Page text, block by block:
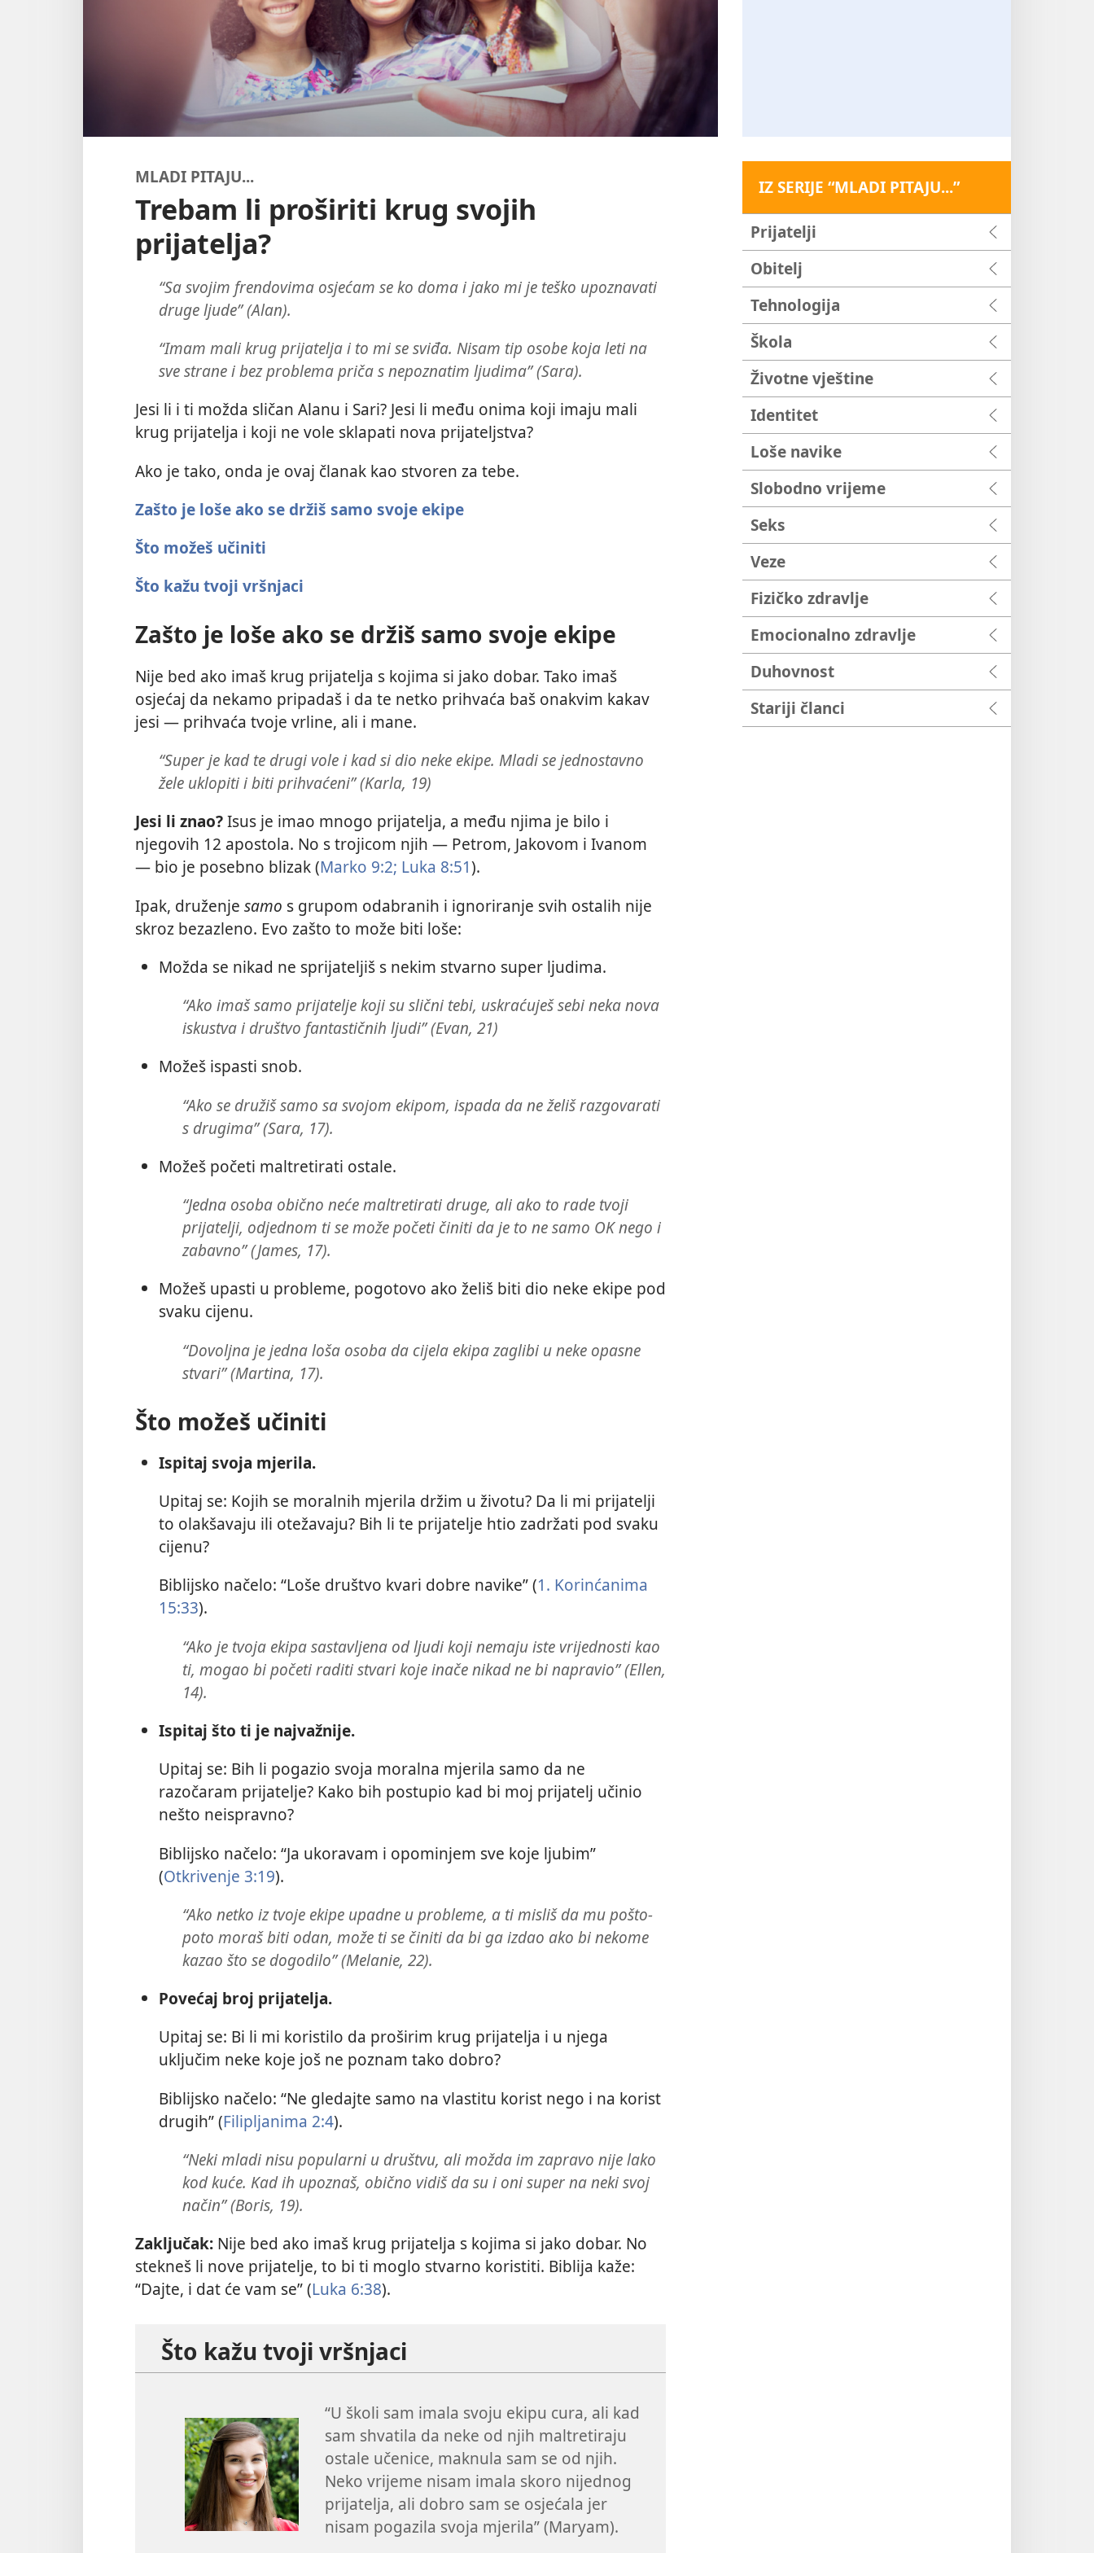
MLADI PITAJU...
Trebam li proširiti krug svojih
prijatelja?
“Sa svojim frendovima osjećam se ko doma i jako mi je teško upoznavati
druge ljude” (Alan).
“Imam mali krug prijatelja i to mi se sviđa. Nisam tip osobe koja leti na
sve strane i bez problema priča s nepoznatim ljudima” (Sara).
Jesi li i ti možda sličan Alanu i Sari? Jesi li među onima koji imaju mali
krug prijatelja i koji ne vole sklapati nova prijateljstva?
Ako je tako, onda je ovaj članak kao stvoren za tebe.
Zašto je loše ako se držiš samo svoje ekipe
Što možeš učiniti
Što kažu tvoji vršnjaci
Zašto je loše ako se držiš samo svoje ekipe
Nije bed ako imaš krug prijatelja s kojima si jako dobar. Tako imaš
osjećaj da nekamo pripadaš i da te netko prihvaća baš onakvim kakav
jesi — prihvaća tvoje vrline, ali i mane.
“Super je kad te drugi vole i kad si dio neke ekipe. Mladi se jednostavno
žele uklopiti i biti prihvaćeni” (Karla, 19)
Jesi li znao?Isus je imao mnogo prijatelja, a među njima je bilo i
njegovih 12 apostola. No s trojicom njih — Petrom, Jakovom i Ivanom
— bio je posebno blizak (Marko 9:2; Luka 8:51).
Ipak, druženje samo s grupom odabranih i ignoriranje svih ostalih nije
skroz bezazleno. Evo zašto to može biti loše:
Možda se nikad ne sprijateljiš s nekim stvarno super ljudima.
“Ako imaš samo prijatelje koji su slični tebi, uskraćuješ sebi neka nova
iskustva i društvo fantastičnih ljudi” (Evan, 21)
Možeš ispasti snob.
“Ako se družiš samo sa svojom ekipom, ispada da ne želiš razgovarati
s drugima” (Sara, 17).
Možeš početi maltretirati ostale.
“Jedna osoba obično neće maltretirati druge, ali ako to rade tvoji
prijatelji, odjednom ti se može početi činiti da je to ne samo OK nego i
zabavno” (James, 17).
Možeš upasti u probleme, pogotovo ako želiš biti dio neke ekipe pod
svaku cijenu.
“Dovoljna je jedna loša osoba da cijela ekipa zaglibi u neke opasne
stvari” (Martina, 17).
Što možeš učiniti
Ispitaj svoja mjerila.
Upitaj se: Kojih se moralnih mjerila držim u životu? Da li mi prijatelji
to olakšavaju ili otežavaju? Bih li te prijatelje htio zadržati pod svaku
cijenu?
Biblijsko načelo: “Loše društvo kvari dobre navike” (1. Korinćanima
15:33).
“Ako je tvoja ekipa sastavljena od ljudi koji nemaju iste vrijednosti kao
ti, mogao bi početi raditi stvari koje inače nikad ne bi napravio” (Ellen,
14).
Ispitaj što ti je najvažnije.
Upitaj se: Bih li pogazio svoja moralna mjerila samo da ne
razočaram prijatelje? Kako bih postupio kad bi moj prijatelj učinio
nešto neispravno?
Biblijsko načelo: “Ja ukoravam i opominjem sve koje ljubim”
(Otkrivenje 3:19).
“Ako netko iz tvoje ekipe upadne u probleme, a ti misliš da mu pošto-
poto moraš biti odan, može ti se činiti da bi ga izdao ako bi nekome
kazao što se dogodilo” (Melanie, 22).
Povećaj broj prijatelja.
Upitaj se: Bi li mi koristilo da proširim krug prijatelja i u njega
uključim neke koje još ne poznam tako dobro?
Biblijsko načelo: “Ne gledajte samo na vlastitu korist nego i na korist
drugih” (Filipljanima 2:4).
“Neki mladi nisu popularni u društvu, ali možda im zapravo nije lako
kod kuće. Kad ih upoznaš, obično vidiš da su i oni super na neki svoj
način” (Boris, 19).
Zaključak: Nije bed ako imaš krug prijatelja s kojima si jako dobar. No
stekneš li nove prijatelje, to bi ti moglo stvarno koristiti. Biblija kaže:
“Dajte, i dat će vam se” (Luka 6:38).
Što kažu tvoji vršnjaci
“U školi sam imala svoju ekipu cura, ali kad
sam shvatila da neke od njih maltretiraju
ostale učenice, maknula sam se od njih.
Neko vrijeme nisam imala skoro nijednog
prijatelja, ali dobro sam se osjećala jer
nisam pogazila svoja mjerila” (Maryam).
IZ SERIJE “MLADI PITAJU...”
Prijatelji
Obitelj
Tehnologija
Škola
Životne vještine
Identitet
Loše navike
Slobodno vrijeme
Seks
Veze
Fizičko zdravlje
Emocionalno zdravlje
Duhovnost
Stariji članci